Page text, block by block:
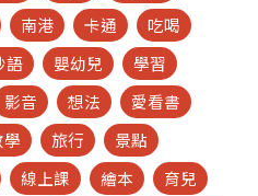
南港 卡通
吃喝
語 嬰幼兒
學習
影音 想法
愛看書
學 旅行
景點
線上課 繪本
育兒